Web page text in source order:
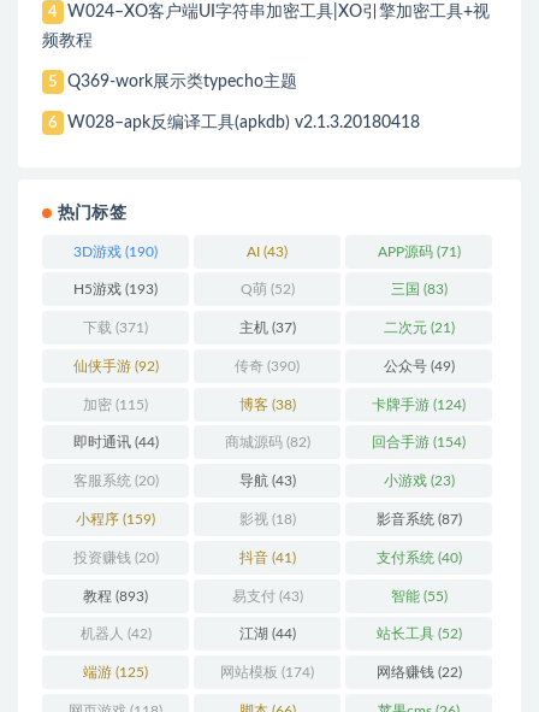
4
W024–XO客户端UI字符串加密工具|XO引擎加密工具+视
频教程
5 Q369-work展示类typecho主题
6 W028–apk反编译工具(apkdb) v2.1.3.20180418
热门标签
3D游戏 (190) AI (43) APP源码(71)
H5游戏 (193) Q萌 (52) 三国 (83)
下载 (371) 主机(37) 二次元(21)
仙侠手游(92) 传奇 (390) 公众号(49)
加密 (115) 博客(38) 卡牌手游 (124)
即时通讯(44) 商城源码(82) 回合手游 (154)
客服系统 (20) 导航(43) 小游戏(23)
小程序 (159) 影视(18) 影音系统 (87)
投资赚钱 (20) 抖音(41) 支付系统 (40)
教程 (893) 易支付(43) 智能(55)
机器人 (42) 江湖 (44) 站长工具(52)
端游 (125) 网站模板 (174) 网络赚钱(22)